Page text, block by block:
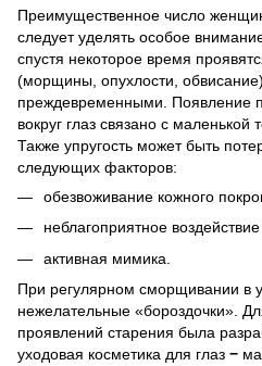
Преимущественное число
следует уделять особое
спустя некоторое время
(морщины, опухлости,
преждевременными. Появление
вокруг глаз связано с маленькой
Также упругость может быть
следующих факторов:
обезвоживание кожного
неблагоприятное
активная мимика.
При регулярном сморщивании в
нежелательные «бороздочки».
проявлений старения была
уходовая косметика для глаз −